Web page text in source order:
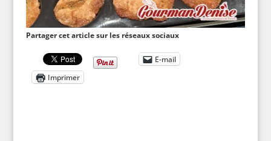
Partager cet article sur les réseaux sociaux
E-mail
Imprimer